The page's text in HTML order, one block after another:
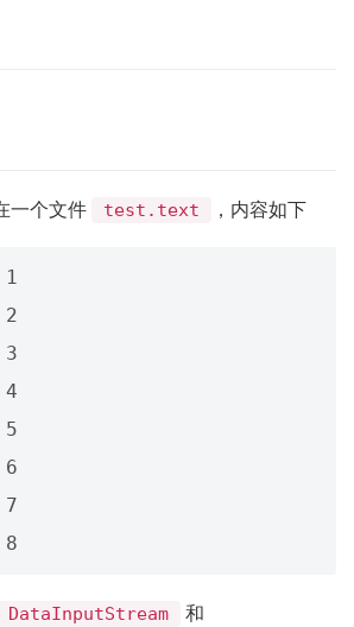
一个文件 test.text ，内容如下
1
2
3
4
5
6
7
DataInputStream 和